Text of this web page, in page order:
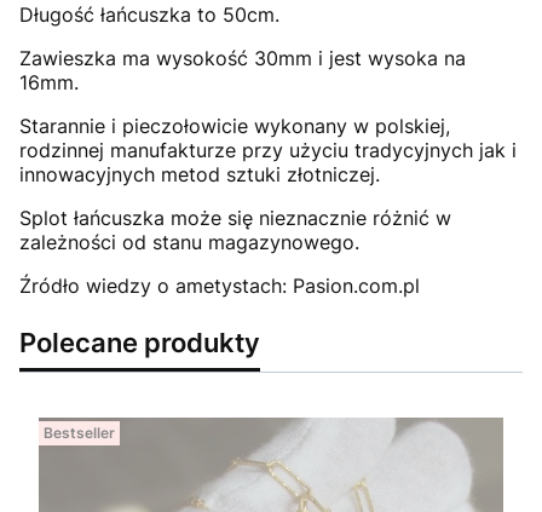
Długość łańcuszka to 50cm.
Zawieszka ma wysokość 30mm i jest wysoka na
16mm.
Starannie i pieczołowicie wykonany w polskiej,
rodzinnej manufakturze przy użyciu tradycyjnych jak i
innowacyjnych metod sztuki złotniczej.
Splot łańcuszka może się nieznacznie różnić w
zależności od stanu magazynowego.
Źródło wiedzy o ametystach: Pasion.com.pl
Polecane produkty
Bestseller